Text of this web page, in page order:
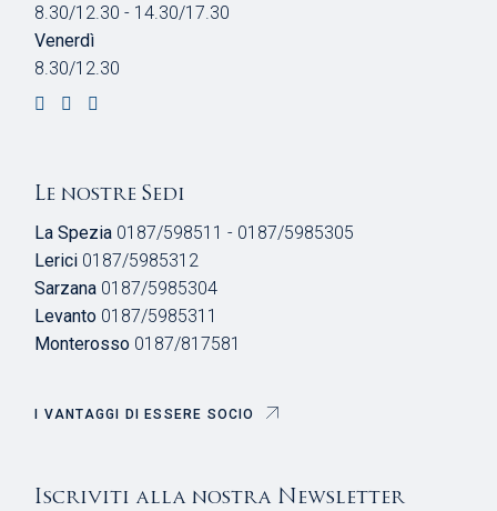
8.30/12.30 - 14.30/17.30
Venerdì
8.30/12.30
Le nostre Sedi
La Spezia 0187/598511 - 0187/5985305
Lerici 0187/5985312
Sarzana 0187/5985304
Levanto 0187/5985311
Monterosso 0187/817581
I VANTAGGI DI ESSERE SOCIO
Iscriviti alla nostra Newsletter